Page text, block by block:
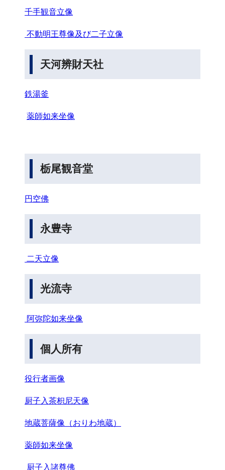
千手観音立像
不動明王尊像及び二子立像
天河辨財天社
鉄湯釜
薬師如来坐像
栃尾観音堂
円空佛
永豊寺
二天立像
光流寺
阿弥陀如来坐像
個人所有
役行者画像
厨子入茶枳尼天像
地蔵菩薩像（おりわ地蔵）
薬師如来坐像
厨子入諸尊佛